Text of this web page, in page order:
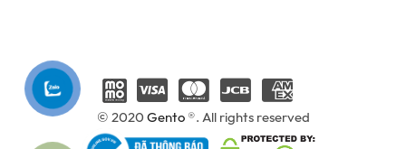
© 2020Gento®. All rights reserved